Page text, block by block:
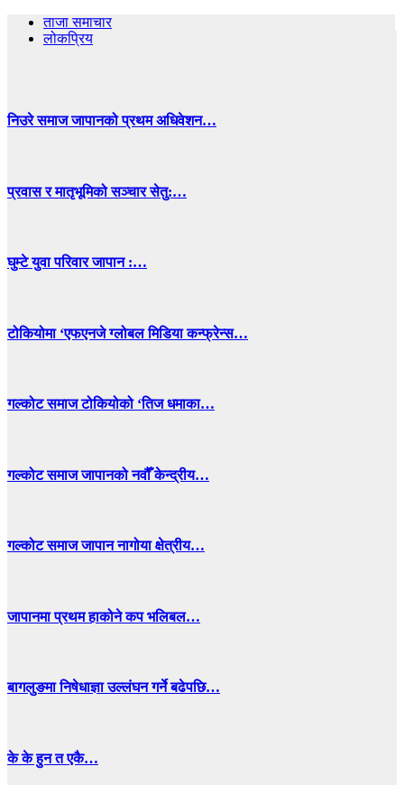
ताजा समाचार
लोकप्रिय
निउरे समाज जापानको प्रथम अधिवेशन…
प्रवास र मातृभूमिको सञ्चार सेतु:…
घुम्टे युवा परिवार जापान :…
टोकियोमा ‘एफएनजे ग्लोबल मिडिया कन्फ्रेन्स…
गल्कोट समाज टोकियोको ‘तिज धमाका…
गल्कोट समाज जापानको नवौँ केन्द्रीय…
गल्कोट समाज जापान नागोया क्षेत्रीय…
जापानमा प्रथम हाकोने कप भलिबल…
बागलुङमा निषेधाज्ञा उल्लंघन गर्ने बढेपछि…
के के हुन त एकै…